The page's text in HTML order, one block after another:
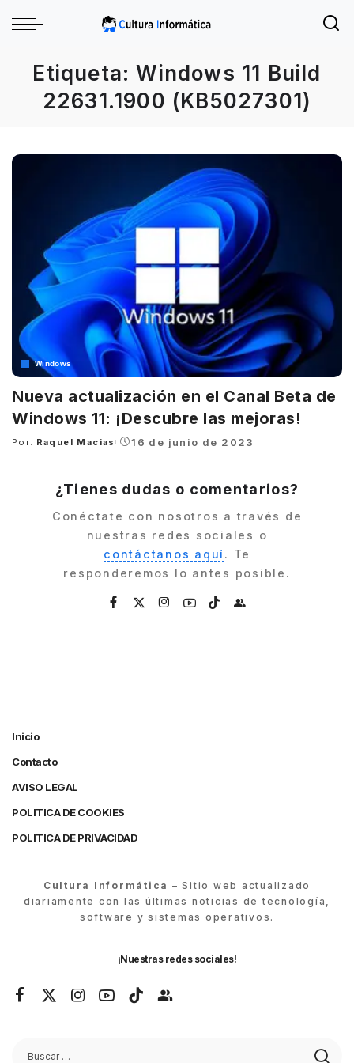
Etiqueta:Windows 11 Build
22631.1900 (KB5027301)
Windows
Nueva actualización en el Canal Beta de
Windows 11: ¡Descubre las mejoras!
Posted
Por: Raquel Macias 16 de junio de 2023
¿Tienes dudas o comentarios?
Conéctate con nosotros a través de
nuestras redes sociales o
contáctanos aquí. Te
responderemos lo antes posible.
Inicio
Contacto
AVISO LEGAL
POLITICA DE COOKIES
POLITICA DE PRIVACIDAD
Cultura Informática – Sitio web actualizado
diariamente con las últimas noticias de tecnología,
software y sistemas operativos.
¡Nuestras redes sociales!